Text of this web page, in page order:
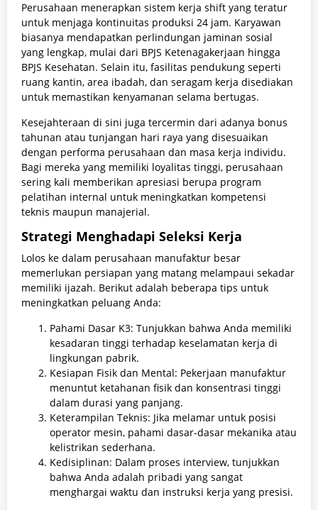
Perusahaan menerapkan sistem kerja shift yang teratur
untuk menjaga kontinuitas produksi 24 jam. Karyawan
biasanya mendapatkan perlindungan jaminan sosial
yang lengkap, mulai dari BPJS Ketenagakerjaan hingga
BPJS Kesehatan. Selain itu, fasilitas pendukung seperti
ruang kantin, area ibadah, dan seragam kerja disediakan
untuk memastikan kenyamanan selama bertugas.
Kesejahteraan di sini juga tercermin dari adanya bonus
tahunan atau tunjangan hari raya yang disesuaikan
dengan performa perusahaan dan masa kerja individu.
Bagi mereka yang memiliki loyalitas tinggi, perusahaan
sering kali memberikan apresiasi berupa program
pelatihan internal untuk meningkatkan kompetensi
teknis maupun manajerial.
Strategi Menghadapi Seleksi Kerja
Lolos ke dalam perusahaan manufaktur besar
memerlukan persiapan yang matang melampaui sekadar
memiliki ijazah. Berikut adalah beberapa tips untuk
meningkatkan peluang Anda:
Pahami Dasar K3: Tunjukkan bahwa Anda memiliki
kesadaran tinggi terhadap keselamatan kerja di
lingkungan pabrik.
Kesiapan Fisik dan Mental: Pekerjaan manufaktur
menuntut ketahanan fisik dan konsentrasi tinggi
dalam durasi yang panjang.
Keterampilan Teknis: Jika melamar untuk posisi
operator mesin, pahami dasar-dasar mekanika atau
kelistrikan sederhana.
Kedisiplinan: Dalam proses interview, tunjukkan
bahwa Anda adalah pribadi yang sangat
menghargai waktu dan instruksi kerja yang presisi.